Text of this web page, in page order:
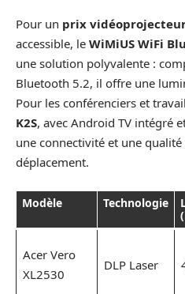
Pour un prix
accessible, le WiMiUS WiFi
une solution polyvalente :
Bluetooth 5.2, il offre une
Pour les conférenciers et
K2S, avec Android TV intégré
une connectivité et une
déplacement.
Modèle Technologie
Acer Vero
XL2530
DLP Laser